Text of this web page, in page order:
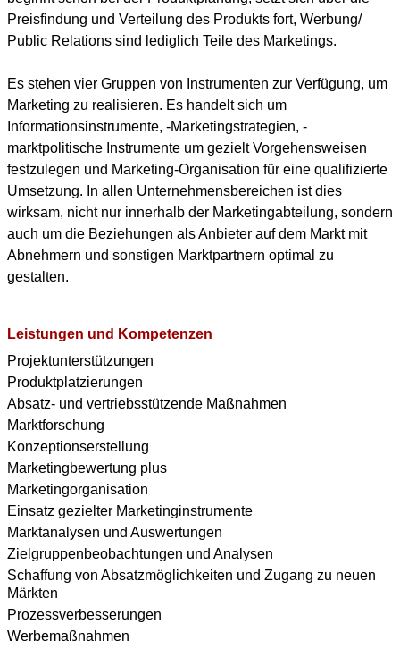
Preisfindung und Verteilung des Produkts fort, Werbung/
Public Relations sind lediglich Teile des Marketings.
Es stehen vier Gruppen von Instrumenten zur Verfügung, um
Marketing zu realisieren. Es handelt sich um
Informationsinstrumente, -Marketingstrategien, -
marktpolitische Instrumente um gezielt Vorgehensweisen
festzulegen und Marketing-Organisation für eine qualifizierte
Umsetzung. In allen Unternehmensbereichen ist dies
wirksam, nicht nur innerhalb der Marketingabteilung, sondern
auch um die Beziehungen als Anbieter auf dem Markt mit
Abnehmern und sonstigen Marktpartnern optimal zu
gestalten.
Leistungen und Kompetenzen
Projektunterstützungen
Produktplatzierungen
Absatz- und vertriebsstützende Maßnahmen
Marktforschung
Konzeptionserstellung
Marketingbewertung plus
Marketingorganisation
Einsatz gezielter Marketinginstrumente
Marktanalysen und Auswertungen
Zielgruppenbeobachtungen und Analysen
Schaffung von Absatzmöglichkeiten und Zugang zu neuen
Märkten
Prozessverbesserungen
Werbemaßnahmen